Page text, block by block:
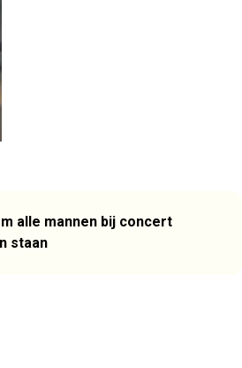
alle mannen bij concert
staan